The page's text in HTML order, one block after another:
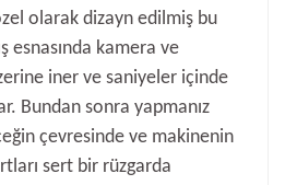
olarak dizayn edilmiş bu
esnasında kamera ve
iner ve saniyeler içinde
Bundan sonra yapmanız
çevresinde ve makinenin
sert bir rüzgarda